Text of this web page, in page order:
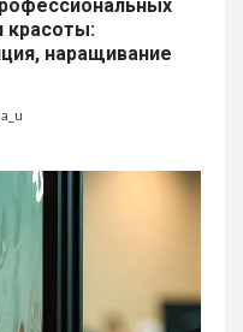
красоты:
наращивание